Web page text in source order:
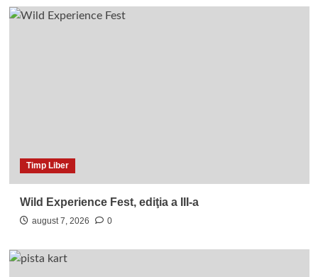
Timp Liber
Wild Experience Fest, ediţia a III-a
august 7, 2026 0